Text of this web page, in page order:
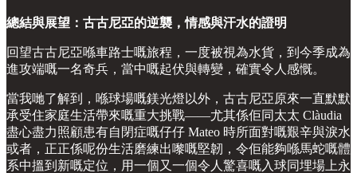
總結與展望：古古尼亞的逆襲，情感與汗水的證明
回望古古尼亞喺車路士嘅旅程，一度被視為水貨，到今季成為
進攻端嘅一名奇兵，當中嘅起伏與轉變，確實令人感慨。
當我哋了解到，喺球場嘅鎂光燈以外，古古尼亞原來一直默默
承受住家庭生活帶來嘅重大挑戰——尤其係佢同太太 Clàudia
盡心盡力照顧患有自閉症嘅仔仔 Mateo 時所面對嘅艱辛與淚水
或者，正正係呢份生活磨練出嚟嘅堅韌，令佢能夠喺馬蛇嘅體
系中搵到新嘅定位，用一個又一個令人驚喜嘅入球同埋場上永